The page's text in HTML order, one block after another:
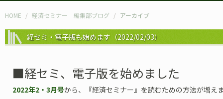
HOME 経済セミナー 編集部ブログ アーカイブ
経セミ・電子版も始めます（2022/02/03）
■経セミ、電子版を始めました
2022年2・3月号から、『経済セミナー』を読むための方法が増え